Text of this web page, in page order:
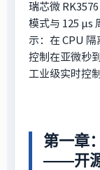
瑞芯微
模式与 125 μs
示：在 CPU
控制在亚微秒
工业级实时控
第一章
——开源